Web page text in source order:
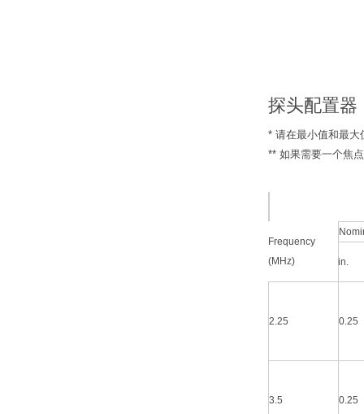
探头配置器
* 请在最小值和最
** 如果需要一个焦
Frequency
(MHz)
in.
2.25 0.25
3.5 0.25